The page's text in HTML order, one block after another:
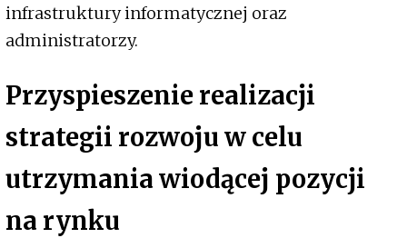
infrastruktury informatycznej oraz
administratorzy.
Przyspieszenie realizacji
strategii rozwoju w celu
utrzymania wiodącej pozycji
na rynku